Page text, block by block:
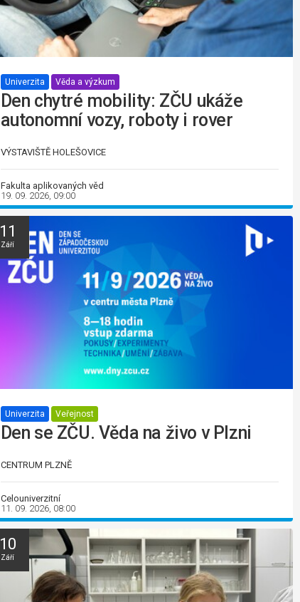
Univerzita Věda a výzkum
Den chytré mobility: ZČU ukáže
autonomní vozy, roboty i rover
VÝSTAVIŠTĚ HOLEŠOVICE
Fakulta aplikovaných věd
19. 09. 2026, 09:00
11
Září
Univerzita Veřejnost
Den se ZČU. Věda na živo v Plzni
CENTRUM PLZNĚ
Celouniverzitní
11. 09. 2026, 08:00
10
Září